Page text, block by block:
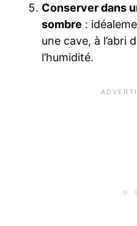
Conserver dans
sombre :
une cave, à l’abri
l’humidité.